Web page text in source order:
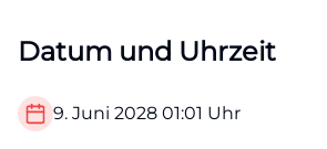
Datum und Uhrzeit
9. Juni 2028 01:01 Uhr